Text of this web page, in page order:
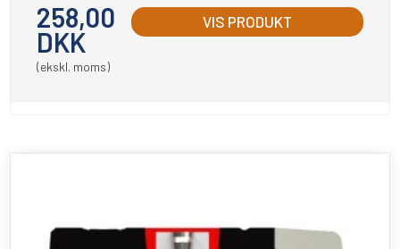
258,00
DKK
(ekskl. moms)
VIS PRODUKT